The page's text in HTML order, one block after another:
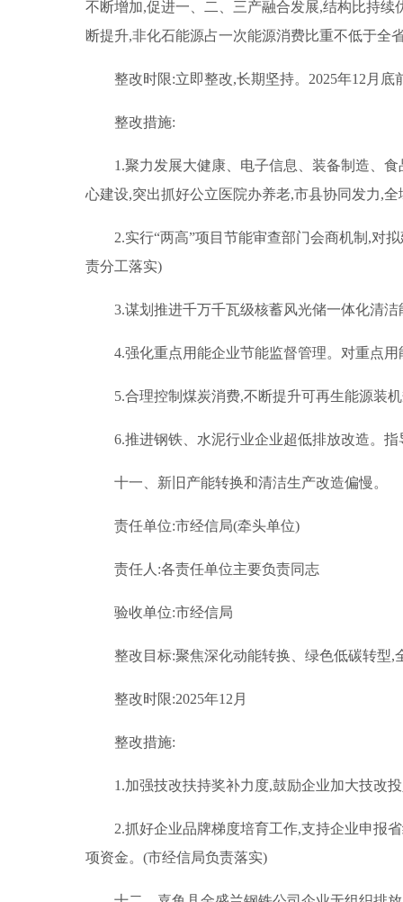
不断增加,促进一、二、三产融合发展,结构比持
断提升,非化石能源占一次能源消费比重不低于全
整改时限:立即整改,长期坚持。2025年12月底
整改措施:
1.聚力发展大健康、电子信息、装备制造、
心建设,突出抓好公立医院办养老,市县协同发力,
2.实行“两高”项目节能审查部门会商机制,对
责分工落实)
3.谋划推进千万千瓦级核蓄风光储一体化清
4.强化重点用能企业节能监督管理。对重点
5.合理控制煤炭消费,不断提升可再生能源装
6.推进钢铁、水泥行业企业超低排放改造。
十一、新旧产能转换和清洁生产改造偏慢。
责任单位:市经信局(牵头单位)
责任人:各责任单位主要负责同志
验收单位:市经信局
整改目标:聚焦深化动能转换、绿色低碳转型
整改时限:2025年12月
整改措施:
1.加强技改扶持奖补力度,鼓励企业加大技改
2.抓好企业品牌梯度培育工作,支持企业申报
项资金。(市经信局负责落实)